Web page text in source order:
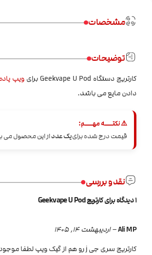
مشخصات
توضیحات
کارتریج دستگاه Geekvape U Pod برای ویپ
دادن مایع می باشد.
⚠️ نکتــــه مهــــم:
قیمت درج شده براییک عدداز این محصول می
نقد و بررسی
1 دیدگاه برای کارتریج Geekvape U Pod
Ali MP
– اردیبهشت 14, 1405
کارتریج سری جی j رو هم از گیک ویپ لطفا موجود کنید